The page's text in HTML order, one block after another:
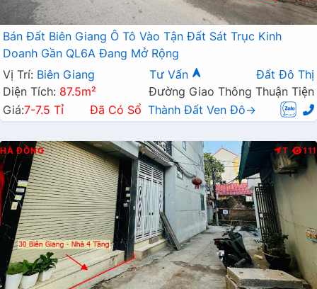
Bán Đất Biên Giang Ô Tô Vào Tận Đất Sát Trục Kinh
Doanh Gần QL6A Đang Mở Rộng
Vị Trí: Biên Giang Tư Vấn
Đất Đô Thị
Diện Tích: 87.5m²
Đường Giao Thông Thuận Tiện
Giá:7-7.5 Tỉ Đã Có Sổ Thành Đất Ven Đô→
HÀ ĐÔNG T 111